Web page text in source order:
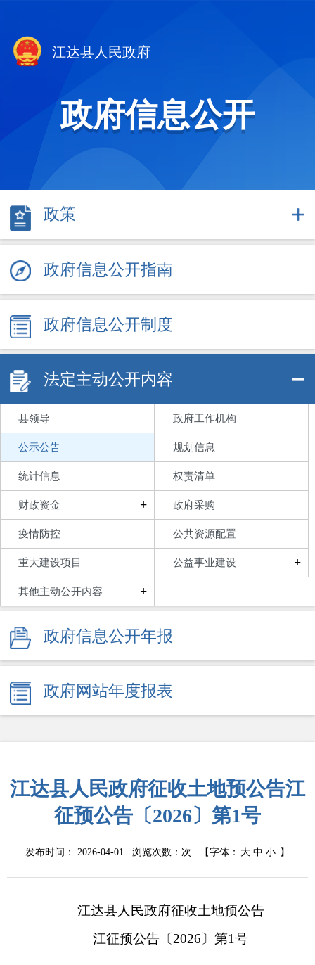
江达县人民政府
政府信息公开
政策
政府信息公开指南
政府信息公开制度
法定主动公开内容
县领导 政府工作机构
公示公告 规划信息
统计信息 权责清单
财政资金 + 政府采购
疫情防控 公共资源配置
重大建设项目 公益事业建设 +
其他主动公开内容 +
政府信息公开年报
政府网站年度报表
江达县人民政府征收土地预公告江
征预公告〔2026〕第1号
发布时间： 2026-04-01 浏览次数： 次 【字体： 大 中 小 】
江达县人民政府征收土地预公告
江征预公告〔 2026〕第1号